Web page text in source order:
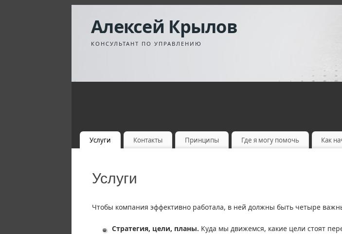
Алексей Крылов
КОНСУЛЬТАНТ ПО УПРАВЛЕНИЮ
Услуги Контакты Принципы Где я могу помочь Как
Услуги
Чтобы компания эффективно работала, в ней должны быть четыре
Стратегия, цели, планы. Куда мы движемся, какие цели стоят